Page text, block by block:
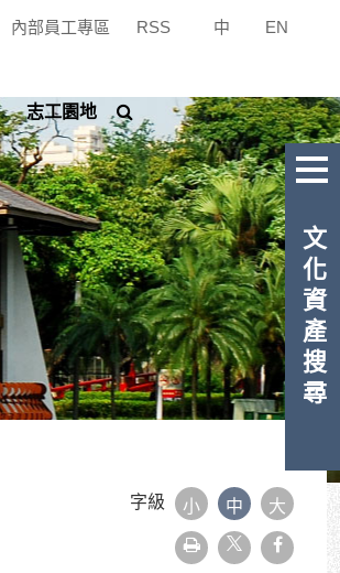
內部員工專區 RSS 中 EN
志工園地
尋
字級 小 中 大
友
善
文化資產搜尋